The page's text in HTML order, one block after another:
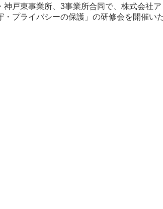
神戸東事業所、3事業所合同で、株式会社
・プライバシーの保護」の研修会を開催い